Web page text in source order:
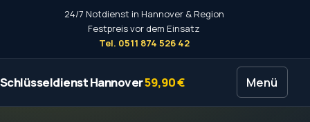
24/7 Notdienst in Hannover & Region
Festpreis vor dem Einsatz
Tel. 0511 874 526 42
Schlüsseldienst Hannover59,90 € Menü